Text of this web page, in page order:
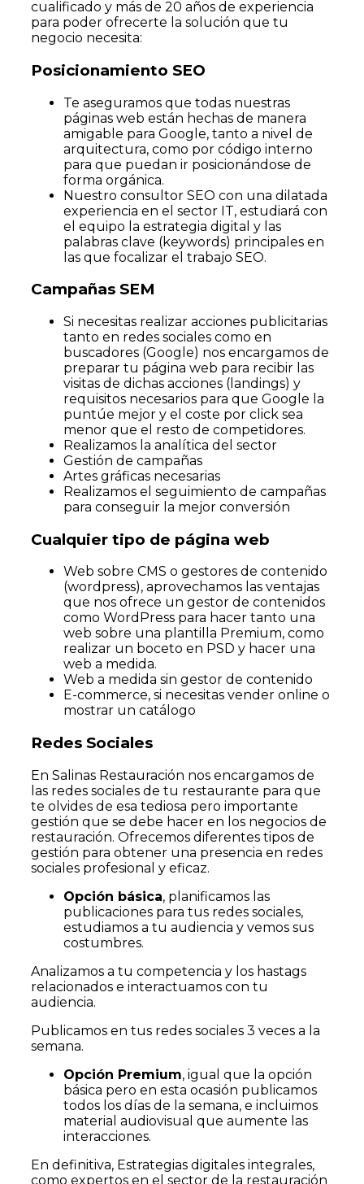
cualificado y más de 20 años de experiencia
para poder ofrecerte la solución que tu
negocio necesita:
Posicionamiento SEO
Te aseguramos que todas nuestras
páginas web están hechas de manera
amigable para Google, tanto a nivel de
arquitectura, como por código interno
para que puedan ir posicionándose de
forma orgánica.
Nuestro consultor SEO con una dilatada
experiencia en el sector IT, estudiará con
el equipo la estrategia digital y las
palabras clave (keywords) principales en
las que focalizar el trabajo SEO.
Campañas SEM
Si necesitas realizar acciones publicitarias
tanto en redes sociales como en
buscadores (Google) nos encargamos de
preparar tu página web para recibir las
visitas de dichas acciones (landings) y
requisitos necesarios para que Google la
puntúe mejor y el coste por click sea
menor que el resto de competidores.
Realizamos la analítica del sector
Gestión de campañas
Artes gráficas necesarias
Realizamos el seguimiento de campañas
para conseguir la mejor conversión
Cualquier tipo de página web
Web sobre CMS o gestores de contenido
(wordpress), aprovechamos las ventajas
que nos ofrece un gestor de contenidos
como WordPress para hacer tanto una
web sobre una plantilla Premium, como
realizar un boceto en PSD y hacer una
web a medida.
Web a medida sin gestor de contenido
E-commerce, si necesitas vender online o
mostrar un catálogo
Redes Sociales
En Salinas Restauración nos encargamos de
las redes sociales de tu restaurante para que
te olvides de esa tediosa pero importante
gestión que se debe hacer en los negocios de
restauración. Ofrecemos diferentes tipos de
gestión para obtener una presencia en redes
sociales profesional y eficaz.
Opción básica, planificamos las
publicaciones para tus redes sociales,
estudiamos a tu audiencia y vemos sus
costumbres.
Analizamos a tu competencia y los hastags
relacionados e interactuamos con tu
audiencia.
Publicamos en tus redes sociales 3 veces a la
semana.
Opción Premium, igual que la opción
básica pero en esta ocasión publicamos
todos los días de la semana, e incluimos
material audiovisual que aumente las
interacciones.
En definitiva, Estrategias digitales integrales,
como expertos en el sector de la restauración